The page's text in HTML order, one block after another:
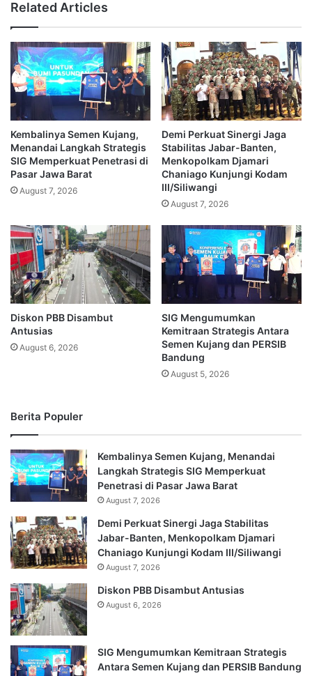
Related Articles
Kembalinya Semen Kujang,
Menandai Langkah Strategis
SIG Memperkuat Penetrasi di
Pasar Jawa Barat
August 7, 2026
Demi Perkuat Sinergi Jaga
Stabilitas Jabar-Banten,
Menkopolkam Djamari
Chaniago Kunjungi Kodam
III/Siliwangi
August 7, 2026
Diskon PBB Disambut
Antusias
August 6, 2026
SIG Mengumumkan
Kemitraan Strategis Antara
Semen Kujang dan PERSIB
Bandung
August 5, 2026
Berita Populer
Kembalinya Semen Kujang, Menandai
Langkah Strategis SIG Memperkuat
Penetrasi di Pasar Jawa Barat
August 7, 2026
Demi Perkuat Sinergi Jaga Stabilitas
Jabar-Banten, Menkopolkam Djamari
Chaniago Kunjungi Kodam III/Siliwangi
August 7, 2026
Diskon PBB Disambut Antusias
August 6, 2026
SIG Mengumumkan Kemitraan Strategis
Antara Semen Kujang dan PERSIB Bandung